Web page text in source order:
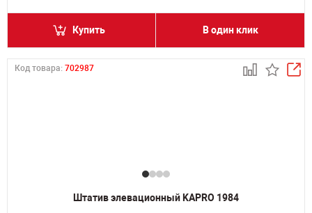
Купить В один клик
Код товара: 702987
Штатив элевационный KAPRO 1984